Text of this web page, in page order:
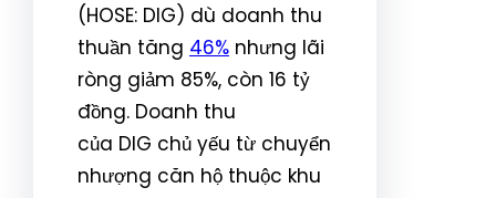
(HOSE: DIG) dù doanh thu
thuần tăng 46% nhưng lãi
ròng giảm 85%, còn 16 tỷ
đồng. Doanh thu
của DIG chủ yếu từ chuyển
nhượng căn hộ thuộc khu